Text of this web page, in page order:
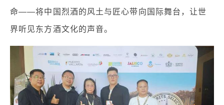
命——将中国烈酒的风土与匠心带向国际舞台，让世
界听见东方酒文化的声音。